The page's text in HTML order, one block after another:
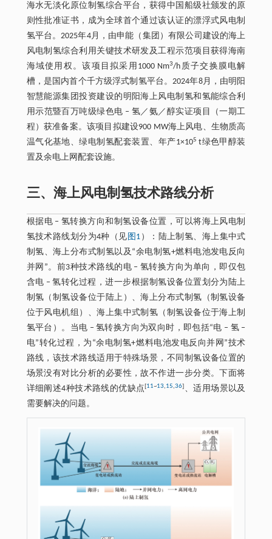
海水无淡化原位制氢综合平台，获得中国船级社颁发的原
则性批准证书，成为全球首个通过该认证的漂浮式风电制
氢平台。2025年4月，由申能（集团）有限公司建设的海上
风电制氢综合利用关键技术研发及工程示范项目获得海南
海域使用权。该项目拟采用1000 Nm3/h质子交换膜电解
槽，是国内首个千方级浮式制氢平台。2024年8月，由明阳
智慧能源集团投资建设的明阳海上风电制氢和氢能综合利
用示范暨百万吨级绿色电 ‒ 氢／氨／醇实证项目（一期工
程）获准备案。该项目拟建设900 MW海上风电、生物质高
温气化基地、绿电制氢配套装置、年产1×105 t绿色甲醇装
置及余电上网配套设施。
三、海上风电制氢技术路线分析
根据电 ‒ 氢转换方向和制氢设备位置，可以将海上风电制
氢技术路线划分为4种（见 图1 ）：陆上制氢、海上集中式
制氢、海上分布式制氢以及“余电制氢+燃料电池发电反向
并网”。前3种技术路线的电 ‒ 氢转换方向为单向，即仅包
含电 ‒ 氢转化过程，进一步根据制氢设备位置划分为陆上
制氢（制氢设备位于陆上）、海上分布式制氢（制氢设备
位于风电机组）、海上集中式制氢（制氢设备位于海上制
氢平台）。当电 ‒ 氢转换方向为双向时，即包括“电 ‒ 氢 ‒
电”转化过程，为“余电制氢+燃料电池发电反向并网”技术
路线，该技术路线适用于特殊场景，不同制氢设备位置的
场景没有对比分析的必要性，故不作进一步分类。下面将
详细阐述4种技术路线的优缺点[11~13,15,36] 、适用场景以及
需要解决的问题。